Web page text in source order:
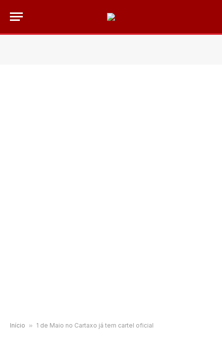
Início » 1 de Maio no Cartaxo já tem cartel oficial